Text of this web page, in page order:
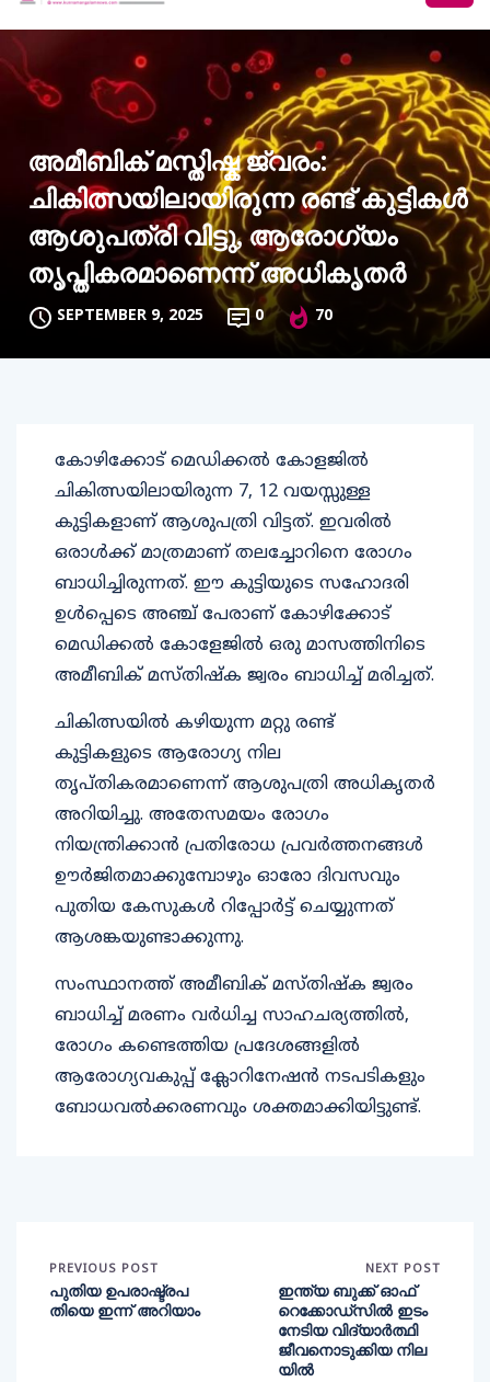
അമീബിക് മസ്തിഷ്ക ജ്വരം:
ചികിത്സയിലായിരുന്ന രണ്ട് കുട്ടികൾ
ആശുപത്രി വിട്ടു, ആരോഗ്യം
തൃപ്തികരമാണെന്ന് അധികൃതർ
SEPTEMBER 9, 2025 0 70
കോഴിക്കോട് മെഡിക്കൽ കോളജിൽ
ചികിത്സയിലായിരുന്ന 7, 12 വയസ്സുള്ള
കുട്ടികളാണ് ആശുപത്രി വിട്ടത്. ഇവരിൽ
ഒരാൾക്ക് മാത്രമാണ് തലച്ചോറിനെ രോഗം
ബാധിച്ചിരുന്നത്. ഈ കുട്ടിയുടെ സഹോദരി
ഉൾപ്പെടെ അഞ്ച് പേരാണ് കോഴിക്കോട്
മെഡിക്കൽ കോളേജിൽ ഒരു മാസത്തിനിടെ
അമീബിക് മസ്തിഷ്ക ജ്വരം ബാധിച്ച് മരിച്ചത്.
ചികിത്സയിൽ കഴിയുന്ന മറ്റു രണ്ട്
കുട്ടികളുടെ ആരോഗ്യ നില
തൃപ്തികരമാണെന്ന് ആശുപത്രി അധികൃതർ
അറിയിച്ചു. അതേസമയം രോഗം
നിയന്ത്രിക്കാൻ പ്രതിരോധ പ്രവർത്തനങ്ങൾ
ഊർജിതമാക്കുമ്പോഴും ഓരോ ദിവസവും
പുതിയ കേസുകൾ റിപ്പോർട്ട് ചെയ്യുന്നത്
ആശങ്കയുണ്ടാക്കുന്നു.
സംസ്ഥാനത്ത് അമീബിക് മസ്തിഷ്ക ജ്വരം
ബാധിച്ച് മരണം വർധിച്ച സാഹചര്യത്തിൽ,
രോഗം കണ്ടെത്തിയ പ്രദേശങ്ങളിൽ
ആരോഗ്യവകുപ്പ് ക്ലോറിനേഷൻ നടപടികളും
ബോധവൽക്കരണവും ശക്തമാക്കിയിട്ടുണ്ട്.
PREVIOUS POST
പുതിയ ഉപരാഷ്ട്രപ
തിയെ ഇന്ന് അറിയാം
NEXT POST
ഇന്ത്യ ബുക്ക് ഓഫ്
റെക്കോഡ്‌സില്‍ ഇടം
നേടിയ വിദ്യാര്‍ത്ഥി
ജീവനൊടുക്കിയ നില
യില്‍